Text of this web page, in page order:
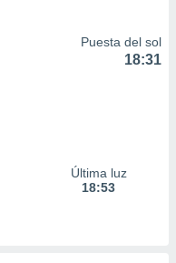
Puesta del sol
18:31
Última luz
18:53